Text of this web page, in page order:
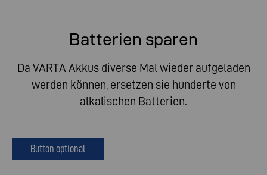
Batterien sparen
Da VARTA Akkus diverse Mal wieder aufgeladen
werden können, ersetzen sie hunderte von
alkalischen Batterien.
Button optional